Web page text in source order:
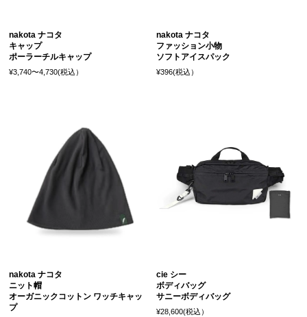
nakota ナコタ
キャップ
ポーラーチルキャップ
¥3,740〜4,730(税込）
nakota ナコタ
ファッション小物
ソフトアイスパック
¥396(税込）
nakota ナコタ
ニット帽
オーガニックコットン ワッチキャッ
プ
cie シー
ボディバッグ
サニーボディバッグ
¥28,600(税込）